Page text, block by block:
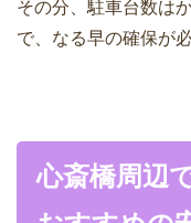
その分、駐車台数は
で、なる早の確保が
心斎橋周辺